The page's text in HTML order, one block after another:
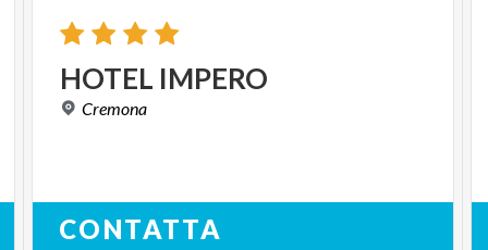
HOTEL IMPERO
Cremona
CONTATTA